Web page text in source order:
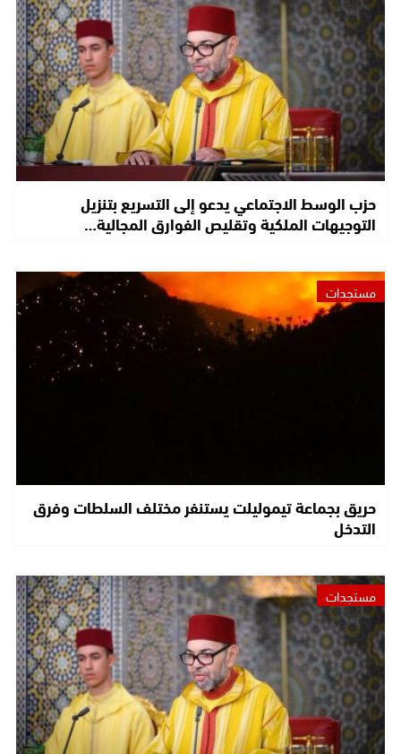
حزب الوسط الاجتماعي يدعو إلى التسريع بتنزيل
التوجيهات الملكية وتقليص الفوارق المجالية…
مستجدات
حريق بجماعة تيموليلت يستنفر مختلف السلطات وفرق
التدخل
مستجدات